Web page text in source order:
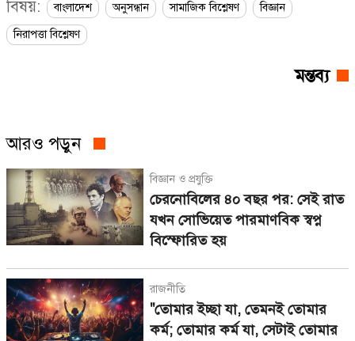
আরও পড়ুন
বিজ্ঞান ও প্রযুক্তি
চেরনোবিলের ৪০ বছর পর: সেই রাত
যখন সোভিয়েত পারমাণবিক স্বপ্ন
বিস্ফোরিত হয়
রাজনীতি
"তোমার ইচ্ছা যা, তেমনই তোমার
কর্ম; তোমার কর্ম যা, সেটাই তোমার
বিষয়: বাংলাদেশ অনুসন্ধান সামাজিক বিশ্লেষণ
বিজ্ঞান
নিরাপত্তা বিশ্লেষণ
মন্তব্য